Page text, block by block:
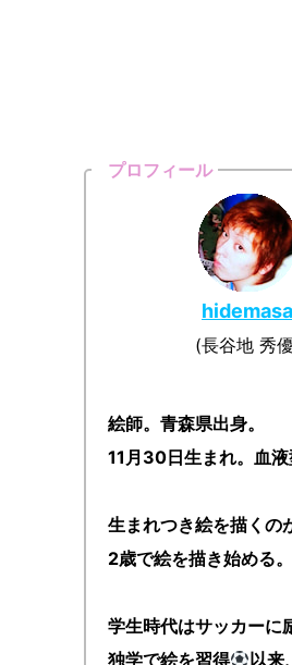
プロフィール
hidemasa
(長谷地 秀
絵師。青森県出身。
11月30日生まれ。血液
生まれつき絵を描くの
2歳で絵を描き始める。
学生時代はサッカーに
独学で絵を習得
以来